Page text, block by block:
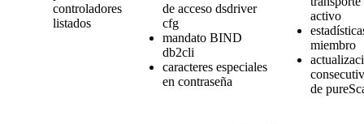
controladores
listados
de acceso dsdriver
cfg
mandato BIND
db2cli
caracteres especiales
en contraseña
activo
miembro
de